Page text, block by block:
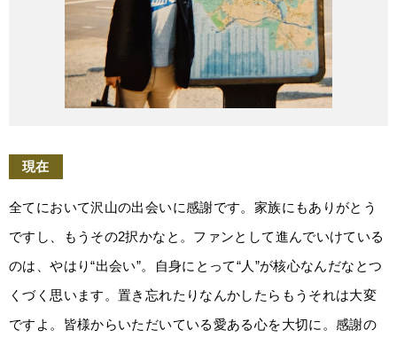
現在
全てにおいて沢山の出会いに感謝です。家族にもありがとう
ですし、もうその2択かなと。ファンとして進んでいけている
のは、やはり“出会い”。自身にとって“人”が核心なんだなとつ
くづく思います。置き忘れたりなんかしたらもうそれは大変
ですよ。皆様からいただいている愛ある心を大切に。感謝の